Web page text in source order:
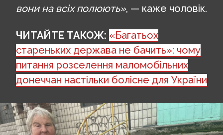
вони на всіх полюють», — каже чоловік.
ЧИТАЙТЕ ТАКОЖ: «Багатьох
стареньких держава не бачить»: чому
питання розселення маломобільних
донеччан настільки болісне для України